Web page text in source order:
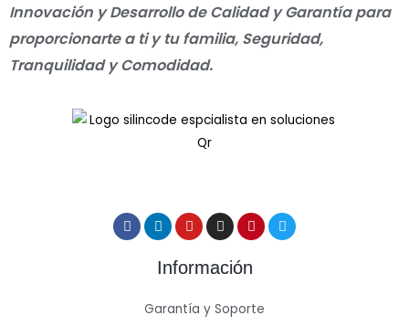
Innovación y Desarrollo de Calidad y Garantía para
proporcionarte a ti y tu familia, Seguridad,
Tranquilidad y Comodidad.
Información
Garantía y Soporte